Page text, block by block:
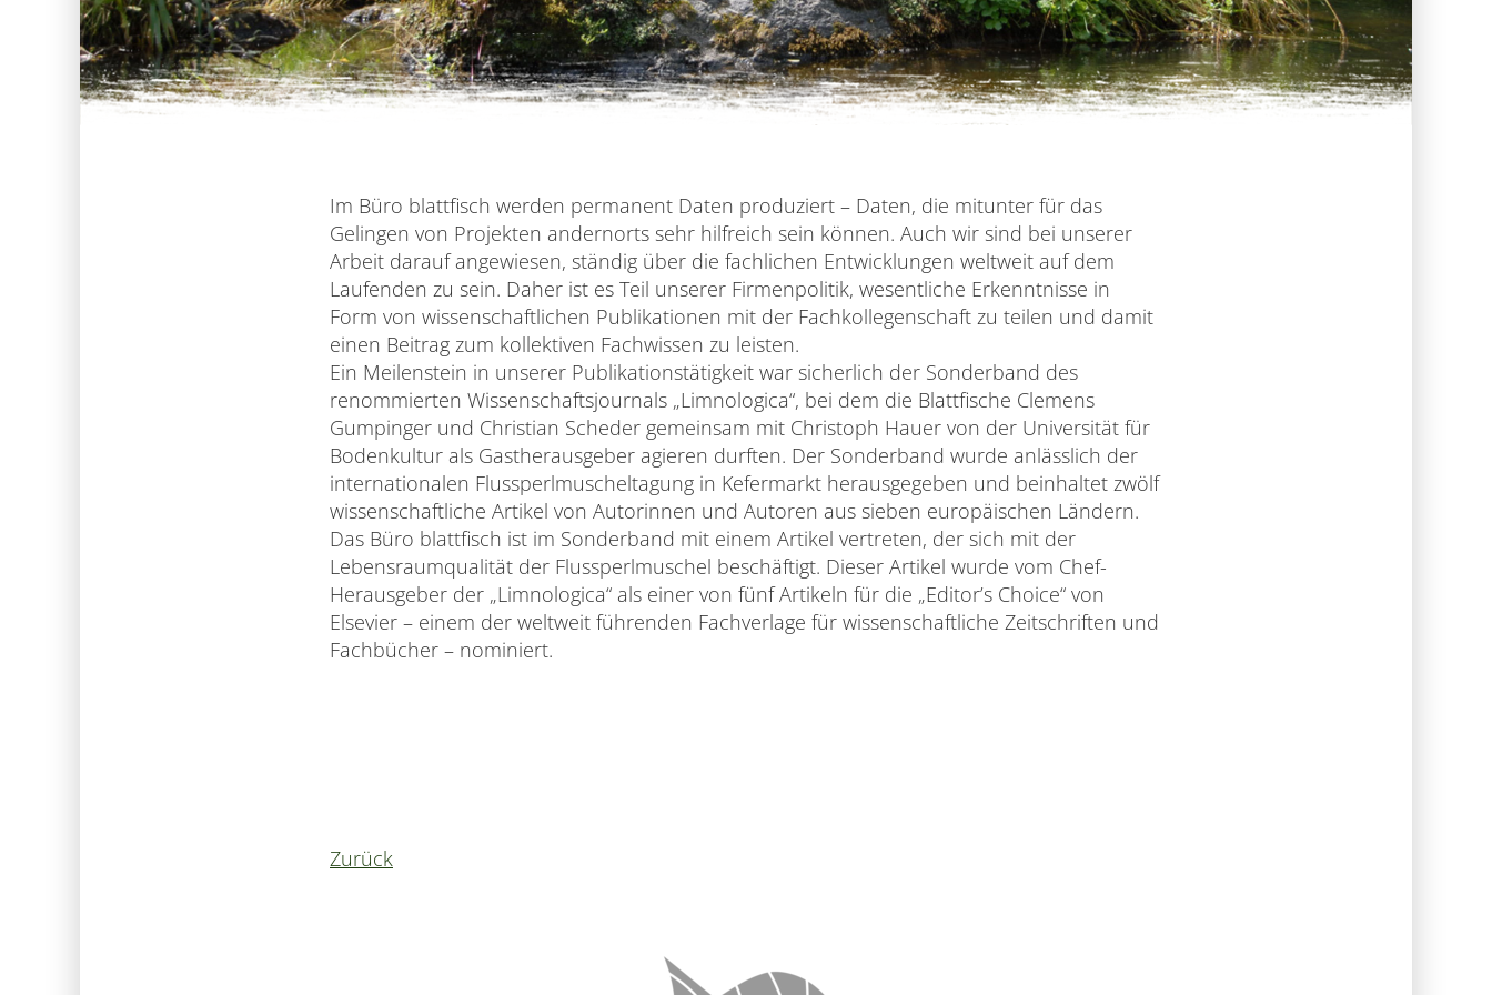
Im Büro blattfisch werden permanent Daten produziert – Daten, die mitunter für das
Gelingen von Projekten andernorts sehr hilfreich sein können. Auch wir sind bei unserer
Arbeit darauf angewiesen, ständig über die fachlichen Entwicklungen weltweit auf dem
Laufenden zu sein. Daher ist es Teil unserer Firmenpolitik, wesentliche Erkenntnisse in
Form von wissenschaftlichen Publikationen mit der Fachkollegenschaft zu teilen und damit
einen Beitrag zum kollektiven Fachwissen zu leisten.
Ein Meilenstein in unserer Publikationstätigkeit war sicherlich der Sonderband des
renommierten Wissenschaftsjournals „Limnologica“, bei dem die Blattfische Clemens
Gumpinger und Christian Scheder gemeinsam mit Christoph Hauer von der Universität für
Bodenkultur als Gastherausgeber agieren durften. Der Sonderband wurde anlässlich der
internationalen Flussperlmuscheltagung in Kefermarkt herausgegeben und beinhaltet zwölf
wissenschaftliche Artikel von Autorinnen und Autoren aus sieben europäischen Ländern.
Das Büro blattfisch ist im Sonderband mit einem Artikel vertreten, der sich mit der
Lebensraumqualität der Flussperlmuschel beschäftigt. Dieser Artikel wurde vom Chef-
Herausgeber der „Limnologica“ als einer von fünf Artikeln für die „Editor’s Choice“ von
Elsevier – einem der weltweit führenden Fachverlage für wissenschaftliche Zeitschriften und
Fachbücher – nominiert.
Zurück